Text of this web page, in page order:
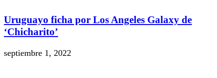
Uruguayo ficha por Los Angeles Galaxy de
‘Chicharito’
septiembre 1, 2022